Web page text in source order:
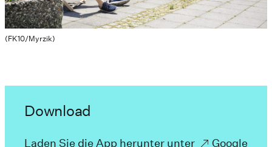
(FK10/Myrzik)
Download
Laden Sie die App herunter unter Google